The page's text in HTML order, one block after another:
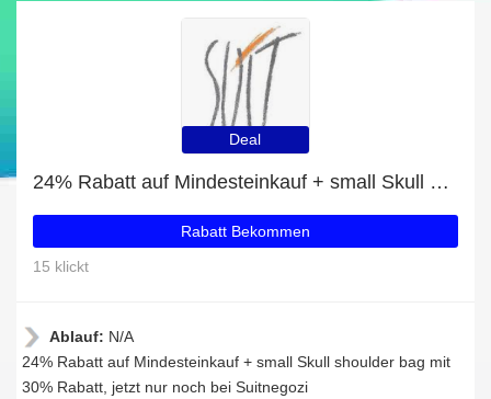
Deal
24% Rabatt auf Mindesteinkauf + small Skull shoulder bag mit 30% Rabatt
Rabatt Bekommen
15 klickt
Ablauf: N/A
24% Rabatt auf Mindesteinkauf + small Skull shoulder bag mit
30% Rabatt, jetzt nur noch bei Suitnegozi